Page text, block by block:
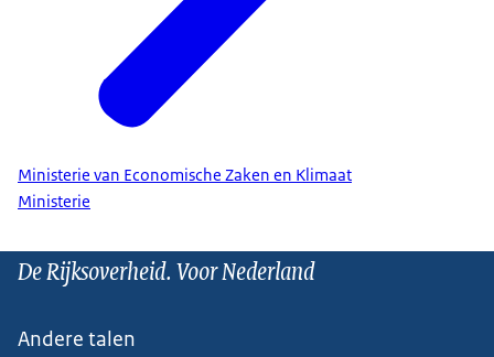
Ministerie van Economische Zaken en Klimaat
Ministerie
De Rijksoverheid. Voor Nederland
Andere talen